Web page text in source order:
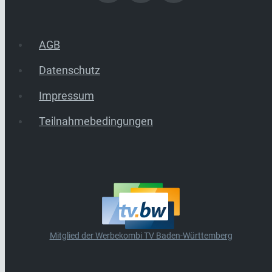
AGB
Datenschutz
Impressum
Teilnahmebedingungen
Mitglied der Werbekombi TV Baden-Württemberg